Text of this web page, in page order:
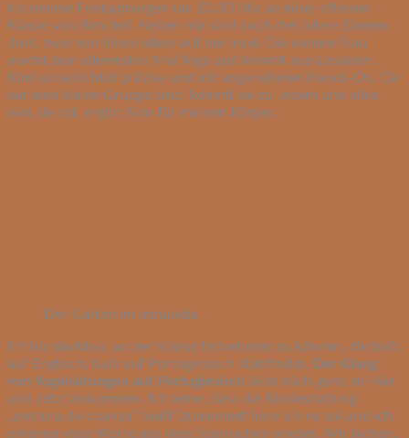
Ich nehme Freitagmorgen um 10.30 Uhr an einer offenen
Klasse von Rimi teil. Neben mir sind noch drei ältere Damen
dort, zwei von ihnen leben auf der Insel. Die andere Frau
macht zum allerersten Mal Yoga und kommt aus Lissabon.
Rimi unterrichtet präzise und mit angenehmen Hands-On. Da
wir eine kleine Gruppe sind, kommt sie zu Jedem und alles,
was sie tut, ergibt Sinn für meinen Körper.
Der Garten im minuvida
Ich bin dankbar, an der Klasse teilnehmen zu können, die halb
auf Englisch, halb auf Portugiesisch stattfindet. Der Klang
von Yogahaltungen auf Portugiesisch lässt mich ganz im Hier
und Jetzt ankommen. Ich lerne, dass die Kindeshaltung
„postura do crianza“ heißt (zumindest höre ich es so) und ich
erkenne viele Worte aus dem Spanischen wieder. Wir lachen,